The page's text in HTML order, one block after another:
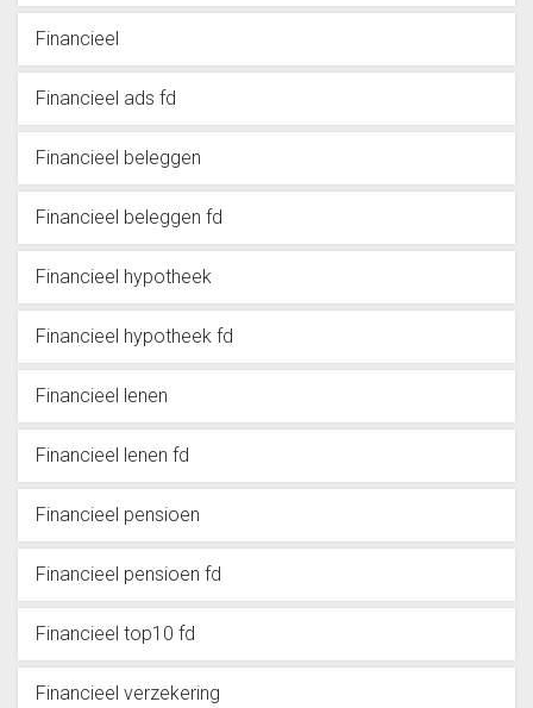
Financieel
Financieel ads fd
Financieel beleggen
Financieel beleggen fd
Financieel hypotheek
Financieel hypotheek fd
Financieel lenen
Financieel lenen fd
Financieel pensioen
Financieel pensioen fd
Financieel top10 fd
Financieel verzekering